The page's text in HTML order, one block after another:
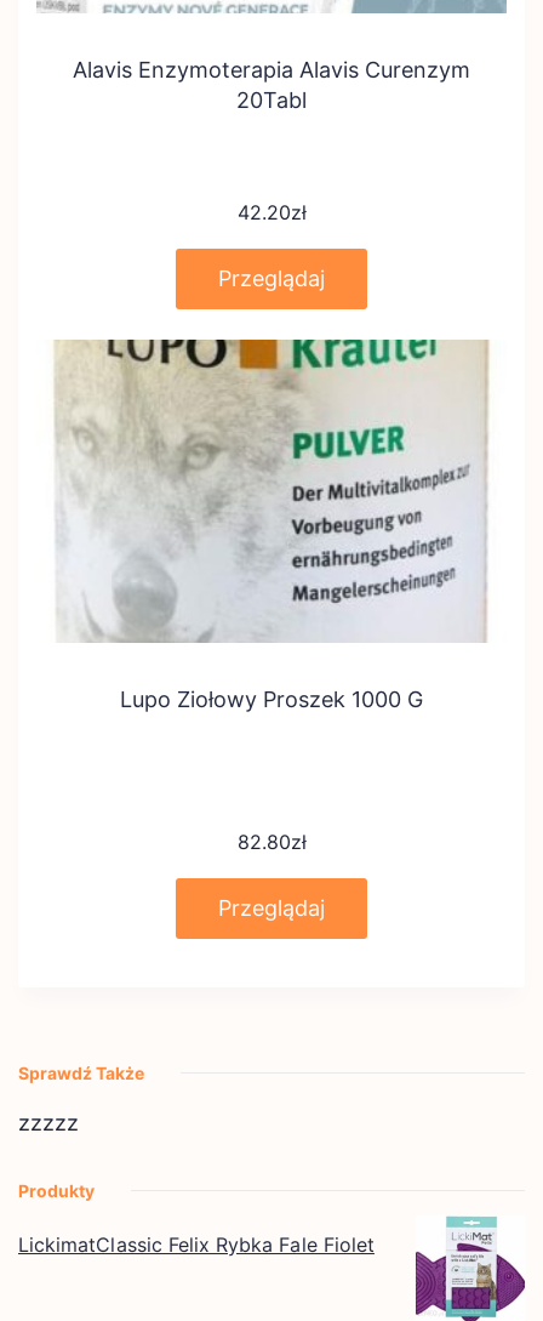
Alavis Enzymoterapia Alavis Curenzym
20Tabl
42.20zł
Przeglądaj
Lupo Ziołowy Proszek 1000 G
82.80zł
Przeglądaj
Sprawdź Także
zzzzz
Produkty
LickimatClassic Felix Rybka Fale Fiolet